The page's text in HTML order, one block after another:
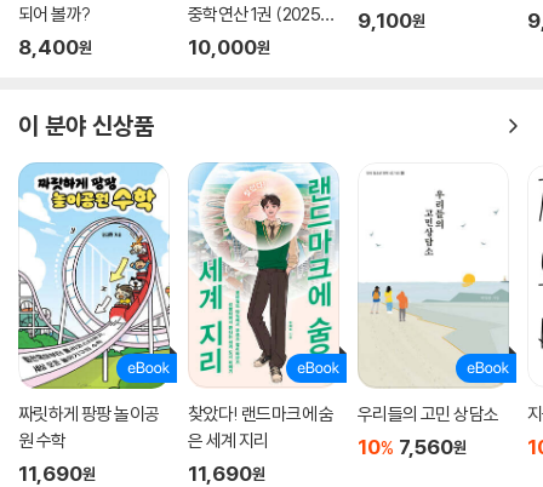
되어 볼까?
8,400원
중학연산 1권 (2025
년)
10,000원
9,100원
이 분야 신상품
짜릿하게 팡팡 놀이공
원 수학
11,690원
찾았다! 랜드마크에 숨
은 세계 지리
11,690원
우리들의 고민 상담소
10% 7,560원